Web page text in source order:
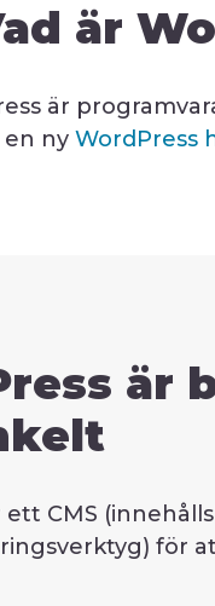
är
är
en ny WordPress
är
ett CMS
för